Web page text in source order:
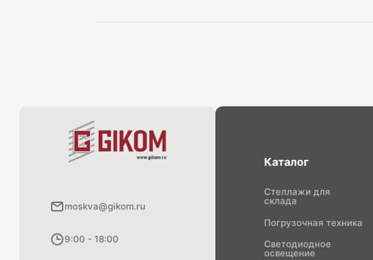
moskva@gikom.ru
9:00 - 18:00
Каталог
Стеллажи для
склада
Погрузочная техника
Светодиодное
освещение